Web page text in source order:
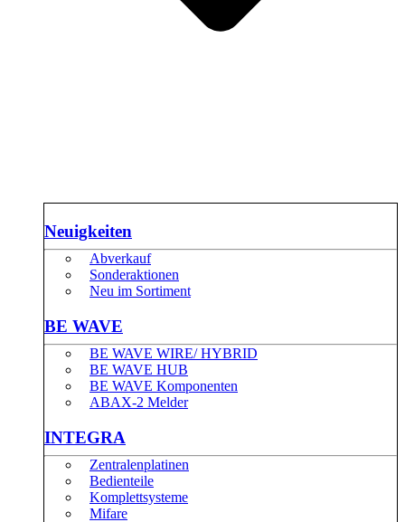
Neuigkeiten
Abverkauf
Sonderaktionen
Neu im Sortiment
BE WAVE
BE WAVE WIRE/ HYBRID
BE WAVE HUB
BE WAVE Komponenten
ABAX-2 Melder
INTEGRA
Zentralenplatinen
Bedienteile
Komplettsysteme
Mifare